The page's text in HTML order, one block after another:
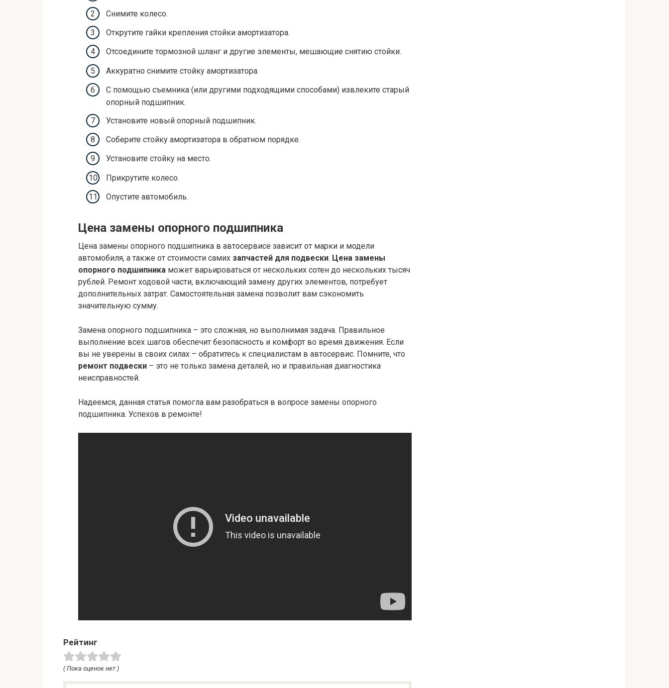
Снимите колесо.
Открутите гайки крепления стойки амортизатора.
Отсоедините тормозной шланг и другие элементы, мешающие снятию стойки.
Аккуратно снимите стойку амортизатора.
С помощью съемника (или другими подходящими способами) извлеките старый
опорный подшипник.
Установите новый опорный подшипник.
Соберите стойку амортизатора в обратном порядке.
Установите стойку на место.
Прикрутите колесо.
Опустите автомобиль.
Цена замены опорного подшипника
Цена замены опорного подшипника в автосервисе зависит от марки и модели
автомобиля, а также от стоимости самих запчастей для подвески. Цена замены
опорного подшипника может варьироваться от нескольких сотен до нескольких тысяч
рублей. Ремонт ходовой части, включающий замену других элементов, потребует
дополнительных затрат. Самостоятельная замена позволит вам сэкономить
значительную сумму.
Замена опорного подшипника – это сложная, но выполнимая задача. Правильное
выполнение всех шагов обеспечит безопасность и комфорт во время движения. Если
вы не уверены в своих силах – обратитесь к специалистам в автосервис. Помните, что
ремонт подвески – это не только замена деталей, но и правильная диагностика
неисправностей.
Надеемся, данная статья помогла вам разобраться в вопросе замены опорного
подшипника. Успехов в ремонте!
Рейтинг
( Пока оценок нет )